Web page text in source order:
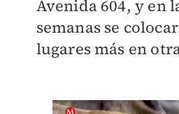
Avenida 604, y en
semanas se
lugares más en